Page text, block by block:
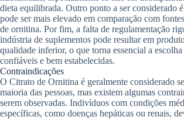
dieta equilibrada. Outro ponto a ser considerado
pode ser mais elevado em comparação com
de ornitina. Por fim, a falta de regulamentação
indústria de suplementos pode resultar em
qualidade inferior, o que torna essencial a escolha
confiáveis e bem estabelecidas.
Contraindicações
O Citrato de Ornitina é geralmente considerado
maioria das pessoas, mas existem algumas
serem observadas. Indivíduos com condições
específicas, como doenças hepáticas ou renais,